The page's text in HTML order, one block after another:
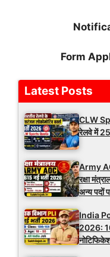
Form
Latest Posts
CLW
रेलवे में 25
Army
रक्षा
अन्य पदों
India
2026: